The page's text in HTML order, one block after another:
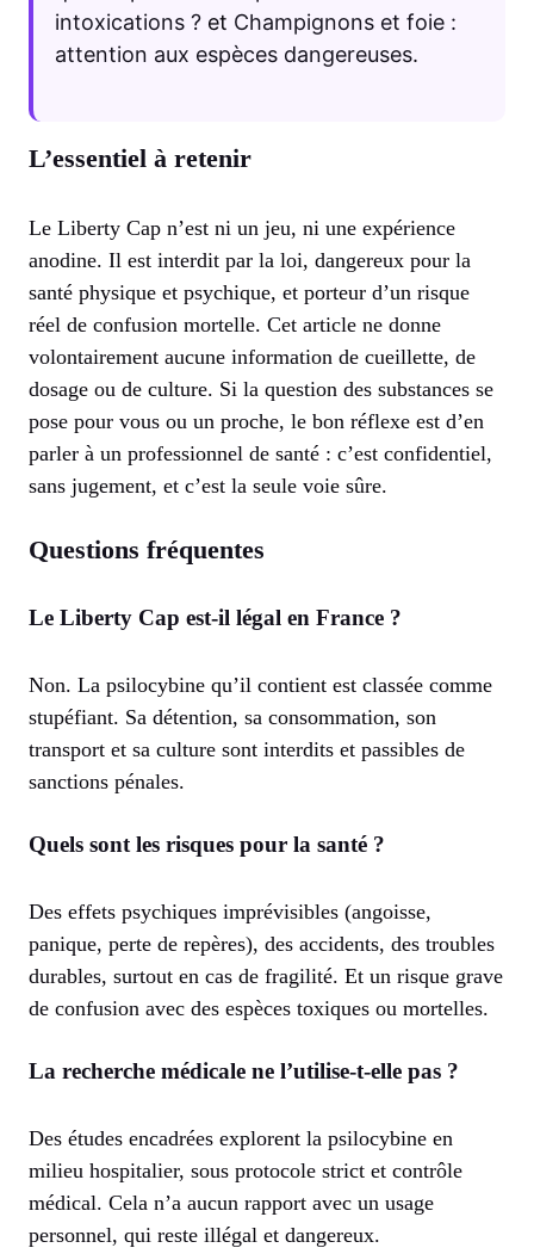
intoxications ? et Champignons et foie :
attention aux espèces dangereuses.
L’essentiel à retenir
Le Liberty Cap n’est ni un jeu, ni une expérience
anodine. Il est interdit par la loi, dangereux pour la
santé physique et psychique, et porteur d’un risque
réel de confusion mortelle. Cet article ne donne
volontairement aucune information de cueillette, de
dosage ou de culture. Si la question des substances se
pose pour vous ou un proche, le bon réflexe est d’en
parler à un professionnel de santé : c’est confidentiel,
sans jugement, et c’est la seule voie sûre.
Questions fréquentes
Le Liberty Cap est-il légal en France ?
Non. La psilocybine qu’il contient est classée comme
stupéfiant. Sa détention, sa consommation, son
transport et sa culture sont interdits et passibles de
sanctions pénales.
Quels sont les risques pour la santé ?
Des effets psychiques imprévisibles (angoisse,
panique, perte de repères), des accidents, des troubles
durables, surtout en cas de fragilité. Et un risque grave
de confusion avec des espèces toxiques ou mortelles.
La recherche médicale ne l’utilise-t-elle pas ?
Des études encadrées explorent la psilocybine en
milieu hospitalier, sous protocole strict et contrôle
médical. Cela n’a aucun rapport avec un usage
personnel, qui reste illégal et dangereux.